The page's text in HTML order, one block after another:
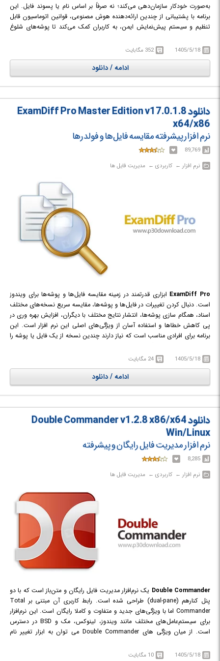
به‌صورت خودکار سازمان‌دهی می‌کند؛ نه صرفاً بر اساس نام یا پسوند فایل. این
برنامه با پشتیبانی از چندین ارائه‌دهنده هوش مصنوعی، قوانین اتوماسیون قابل
تنظیم و سیستم پیش‌نمایش ایمن، به کاربران کمک می‌کند تا پوشه‌های شلوغ
مرتب کرده و مدیریت فایل‌ها را ساده‌تر و هوشمندتر انجام دهند.
1405/5/18 352 مگابایت
ادامه / دانلود
دانلود ExamDiff Pro Master Edition v17.0.1.8
x64/x86
نرم افزار پیشرفته مقایسه فایل‌ها و فولدرها
89,769
نرم افزار‎ ← ‏ کاربردی‎ ← ‏ مدیریت فایل ها
ExamDiff Pro ابزاری قدرتمند در زمینه مقایسه فایل‌ها و پوشه‌ها برای ویندوز
است. دنبال کردن تغییرات در فایل‌ها و پوشه‌ها، مقایسه سریع نسخه‌های مختلف
اسناد، همگام سازی پوشه‌ها، انتشار نتایج مختلف با دیگران، افزایش بهره‌ وری در
پی کاهش خطاها و استفاده آسان از ویژگی‌های اصلی این نرم افزار است. این
برنامه برای افرادی مناسب است که نیاز دارند چندین نسخه از یک فایل یا پوشه را
یکدیگر مقایسه کرده و تقاوت محتوای فایل‌ها را بسنجند.
1405/5/18 24 مگابایت
ادامه / دانلود
دانلود Double Commander v1.2.8 x86/x64
Win/Linux
نرم افزار مدیریت فایل رایگان و پیشرفته
8,285
نرم افزار‎ ← ‏ کاربردی‎ ← ‏ مدیریت فایل ها
Double Commander یک نرم‌افزار مدیریت فایل رایگان و متن‌باز است که با دو
پنل کنارهم (dual-pane) طراحی شده است. رابط کاربری آن مبتنی بر Total
Commander اما با ویژگی‌های جدید و متفاوت و کاملا رایگان است. این نرم‌افزار
برای سیستم‌عامل‌های مختلف مانند ویندوز، لینوکس، مک و BSD در دسترس
است. از میان ویژگی های Double Commander می توان به ابزار تغییر نام
چندگانه، رابط کاربری با پشتیبانی از چندین تب (tabbed interface)، ستون‌های
1405/5/18 10 مگابایت